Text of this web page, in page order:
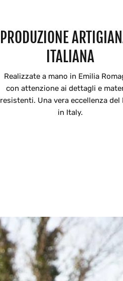
PRODUZIONE
ITALIANA
Realizzate a mano in Emilia
con attenzione ai dettagli e
resistenti. Una vera eccellenza del
in Italy.